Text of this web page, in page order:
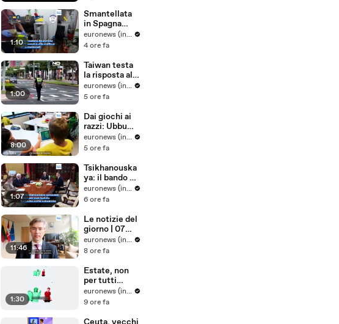
"Situazione al
limite,
condomini
salvi per
miracolo"
1:10
Smantellata
in Spagna
maxi rete di
traffico di
droga nel
Mediterraneo:
78 arresti
euronews (in Italiano)
4 ore fa
1:00
Taiwan testa
la risposta alle
emergenze
con
ne antiaerea
euronews (in Italiano)
5 ore fa
8:00
Dai giochi ai
razzi: Ubbu
porta il coding
nelle scuole
Portogallo
euronews (in Italiano)
5 ore fa
1:07
Tsikhanouska
ya: il bando di
Euronews in
Bielorussia
pubblico
bersaglio della
repressione
euronews (in Italiano)
6 ore fa
11:46
Le notizie del
giorno | 07
agosto 2026 -
Pomeridiane
euronews (in Italiano)
8 ore fa
1:30
Estate, non
per tutti
vacanza:
quanti europei
permettersi le
euronews (in Italiano)
9 ore fa